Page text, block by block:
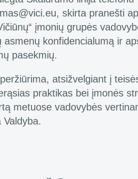
skirta pranešti
įmonių grupės
asmenų konfidencialumą ir
pasekmių.
atsižvelgiant į
praktikas bei įmonės
metuose vadovybės
Valdyba.